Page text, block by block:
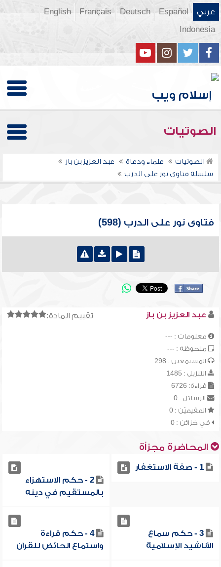
عربي Español
Deutsch
Français
English
Indonesia
الصوتيات
الصوتيات علماء ودعاة
عبد العزيز بن باز
سلسلة فتاوى نور على الدرب
فتاوى نور على الدرب (598)
تقييم المادة: عبد العزيز بن باز
معلومات : ---
ملحوظة : ---
المستمعين : 298
التنزيل : 1485
قراءة: 6726
الرسائل : 0
المقيميّن : 0
في خزائن : 0
المحاضرة مجزأة
1 - صفة الاستغفار
2 - حكم الاستهزاء
بالمستقيم في دينه
3 - حكم سماع
الأناشيد الإسلامية
4 - حكم قراءة
واستماع الحائض للقرآن